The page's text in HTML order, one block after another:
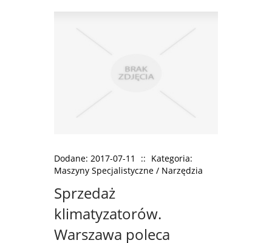
Dodane: 2017-07-11 :: Kategoria:
Maszyny Specjalistyczne / Narzędzia
Sprzedaż
klimatyzatorów.
Warszawa poleca